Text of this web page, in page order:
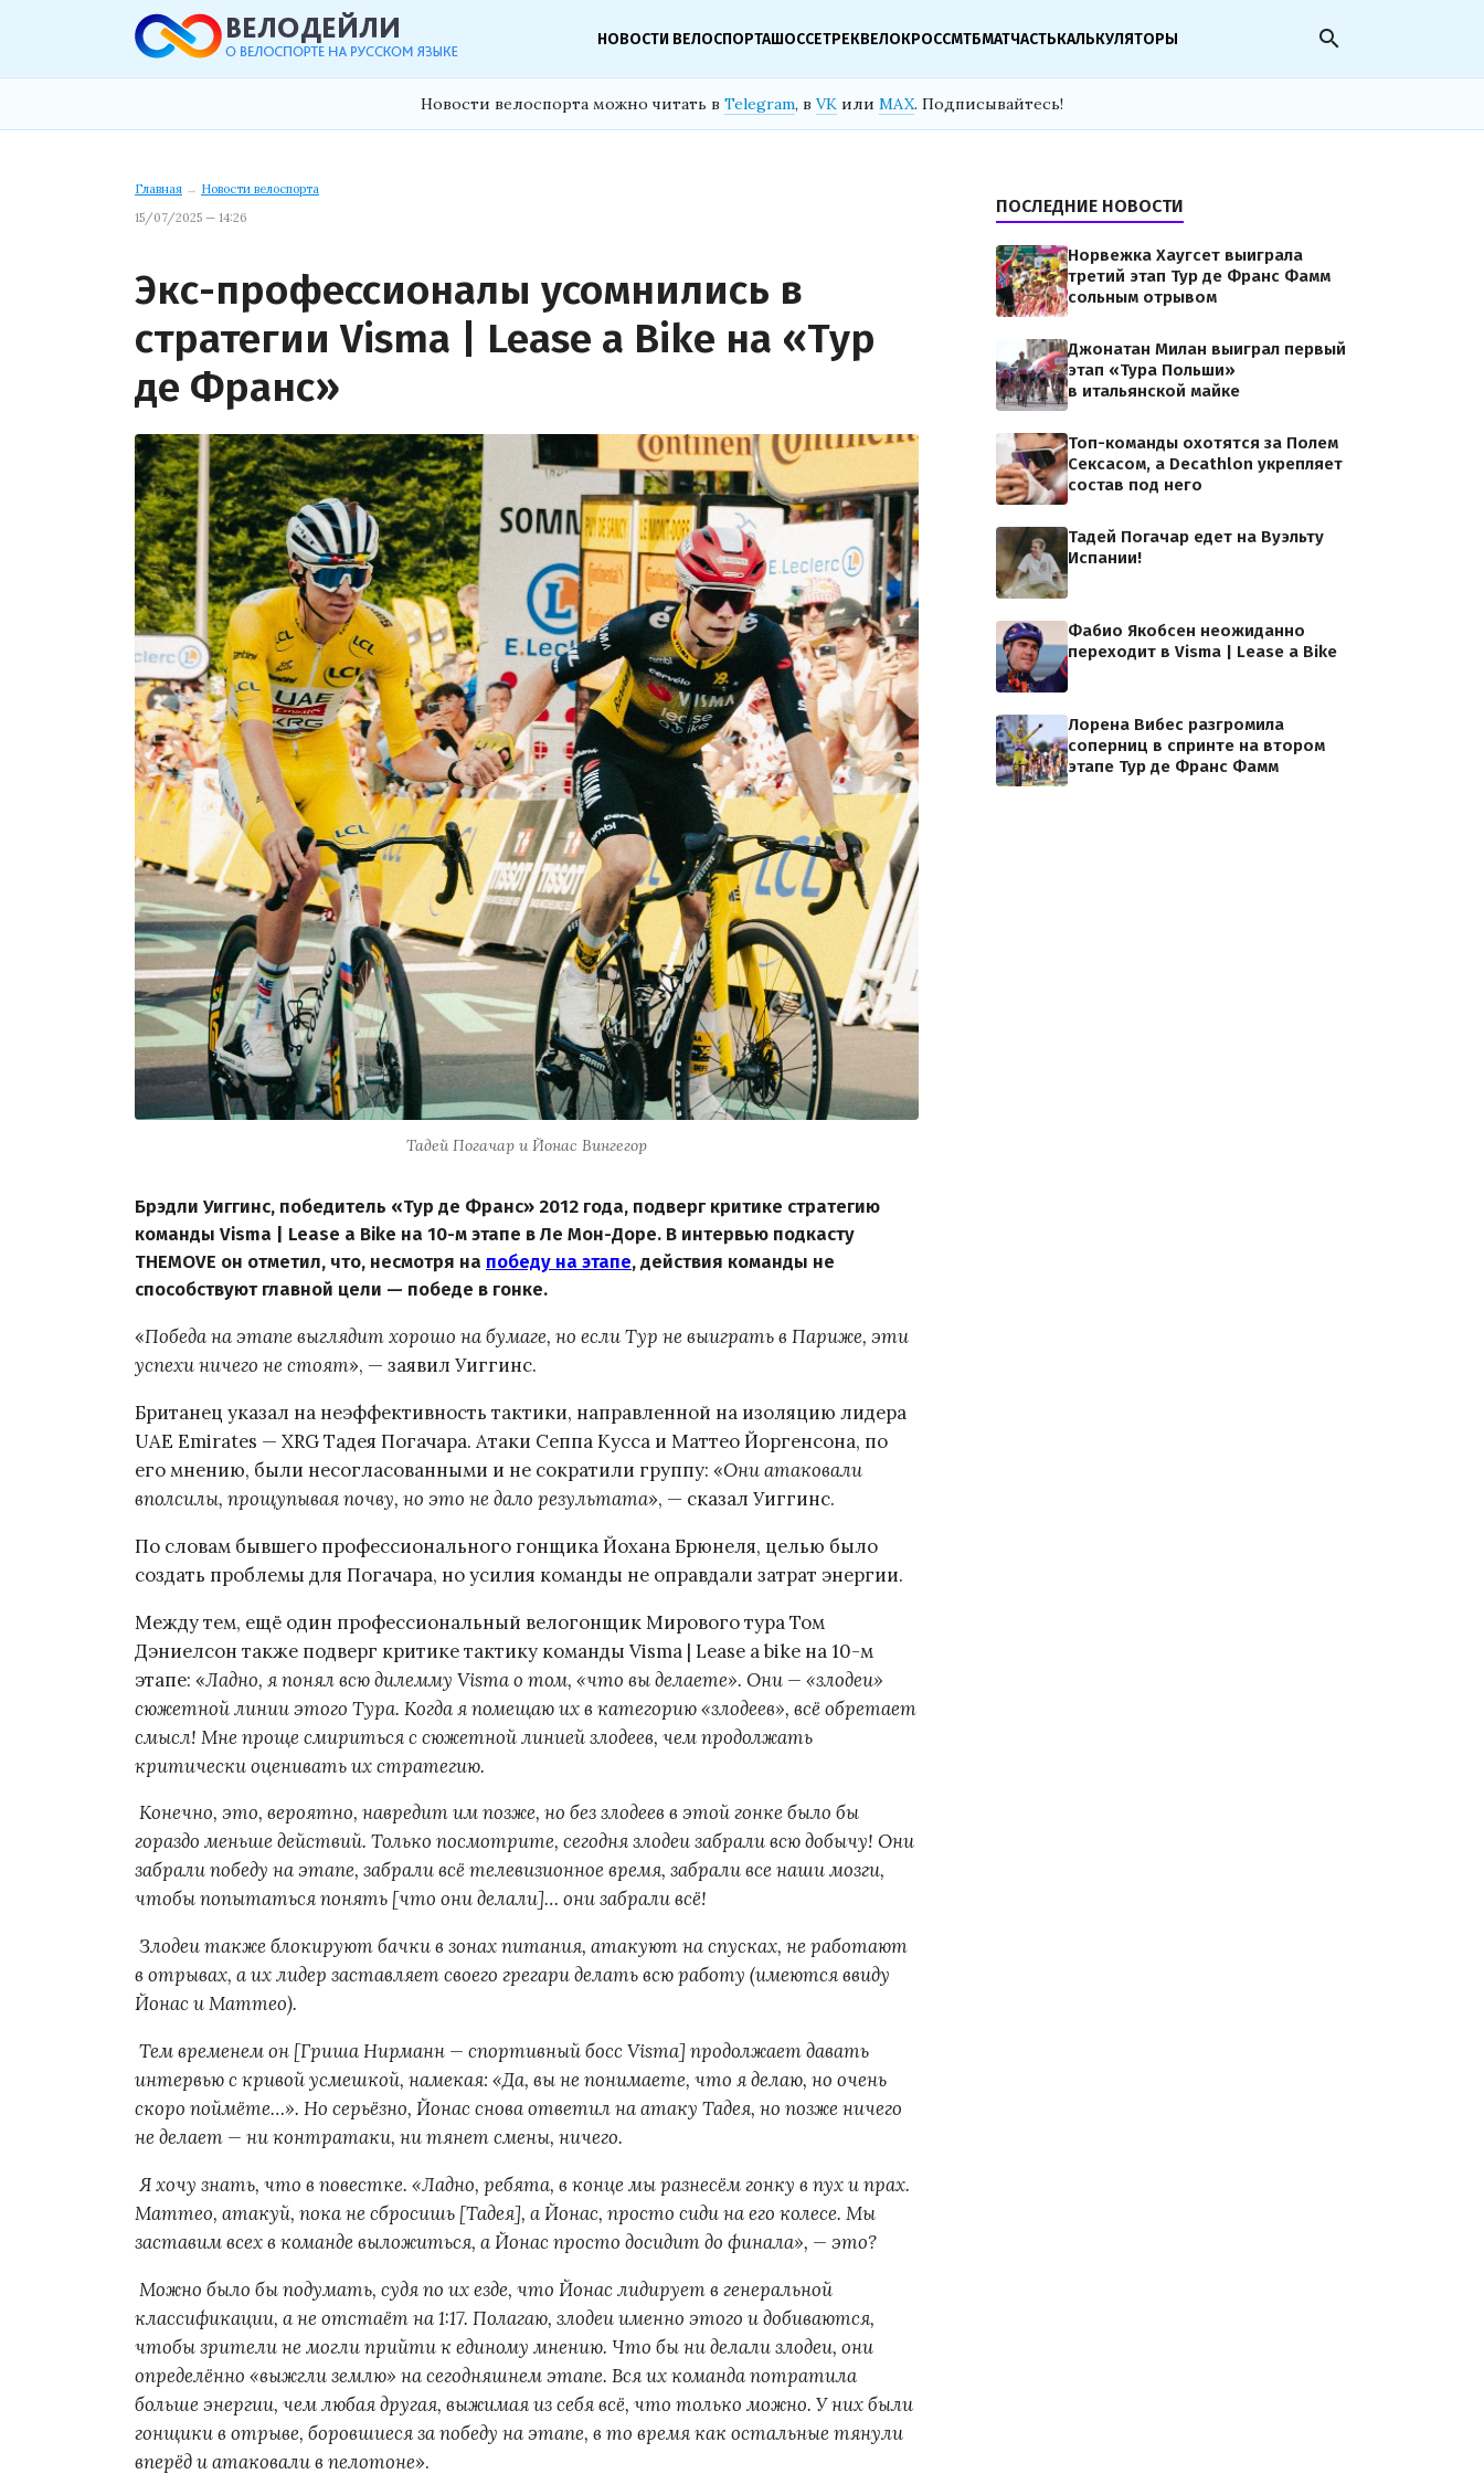
НОВОСТИ ВЕЛОСПОРТАШОССЕТРЕКВЕЛОКРОССМТБМАТЧАСТЬКАЛЬКУЛЯТОРЫ search
Новости велоспорта можно читать в Telegram, в VK или MAX. Подписывайтесь!
Главная → Новости велоспорта
15/07/2025 — 14:26
Экс-профессионалы усомнились в
стратегии Visma | Lease a Bike на «Тур
де Франс»
Тадей Погачар и Йонас Вингегор
Брэдли Уиггинс, победитель «Тур де Франс» 2012 года, подверг критике стратегию
команды Visma | Lease a Bike на 10-м этапе в Ле Мон-Доре. В интервью подкасту
THEMOVE он отметил, что, несмотря на победу на этапе, действия команды не
способствуют главной цели — победе в гонке.
«Победа на этапе выглядит хорошо на бумаге, но если Тур не выиграть в Париже, эти
успехи ничего не стоят», — заявил Уиггинс.
Британец указал на неэффективность тактики, направленной на изоляцию лидера
UAE Emirates — XRG Тадея Погачара. Атаки Cеппа Кусса и Маттео Йоргенсона, по
его мнению, были несогласованными и не сократили группу: «Они атаковали
вполсилы, прощупывая почву, но это не дало результата», — сказал Уиггинс.
По словам бывшего профессионального гонщика Йохана Брюнеля, целью было
создать проблемы для Погачара, но усилия команды не оправдали затрат энергии.
Между тем, ещё один профессиональный велогонщик Мирового тура Том
Дэниелсон также подверг критике тактику команды Visma | Lease a bike на 10-м
этапе: «Ладно, я понял всю дилемму Visma о том, «что вы делаете». Они — «злодеи»
сюжетной линии этого Тура. Когда я помещаю их в категорию «злодеев», всё обретает
смысл! Мне проще смириться с сюжетной линией злодеев, чем продолжать
критически оценивать их стратегию.
Конечно, это, вероятно, навредит им позже, но без злодеев в этой гонке было бы
гораздо меньше действий. Только посмотрите, сегодня злодеи забрали всю добычу! Они
забрали победу на этапе, забрали всё телевизионное время, забрали все наши мозги,
чтобы попытаться понять [что они делали]… они забрали всё!
Злодеи также блокируют бачки в зонах питания, атакуют на спусках, не работают
в отрывах, а их лидер заставляет своего грегари делать всю работу (имеются ввиду
Йонас и Маттео).
Тем временем он [Гриша Нирманн — спортивный босс Visma] продолжает давать
интервью с кривой усмешкой, намекая: «Да, вы не понимаете, что я делаю, но очень
скоро поймёте…». Но серьёзно, Йонас снова ответил на атаку Тадея, но позже ничего
не делает — ни контратаки, ни тянет смены, ничего.
Я хочу знать, что в повестке. «Ладно, ребята, в конце мы разнесём гонку в пух и прах.
Маттео, атакуй, пока не сбросишь [Тадея], а Йонас, просто сиди на его колесе. Мы
заставим всех в команде выложиться, а Йонас просто досидит до финала», — это?
Можно было бы подумать, судя по их езде, что Йонас лидирует в генеральной
классификации, а не отстаёт на 1:17. Полагаю, злодеи именно этого и добиваются,
чтобы зрители не могли прийти к единому мнению. Что бы ни делали злодеи, они
определённо «выжгли землю» на сегодняшнем этапе. Вся их команда потратила
больше энергии, чем любая другая, выжимая из себя всё, что только можно. У них были
гонщики в отрыве, боровшиеся за победу на этапе, в то время как остальные тянули
вперёд и атаковали в пелотоне».
ПОСЛЕДНИЕ НОВОСТИ
Норвежка Хаугсет выиграла
третий этап Тур де Франс Фамм
сольным отрывом
Джонатан Милан выиграл первый
этап «Тура Польши»
в итальянской майке
Топ-команды охотятся за Полем
Сексасом, а Decathlon укрепляет
состав под него
Тадей Погачар едет на Вуэльту
Испании!
Фабио Якобсен неожиданно
переходит в Visma | Lease a Bike
Лорена Вибес разгромила
соперниц в спринте на втором
этапе Тур де Франс Фамм